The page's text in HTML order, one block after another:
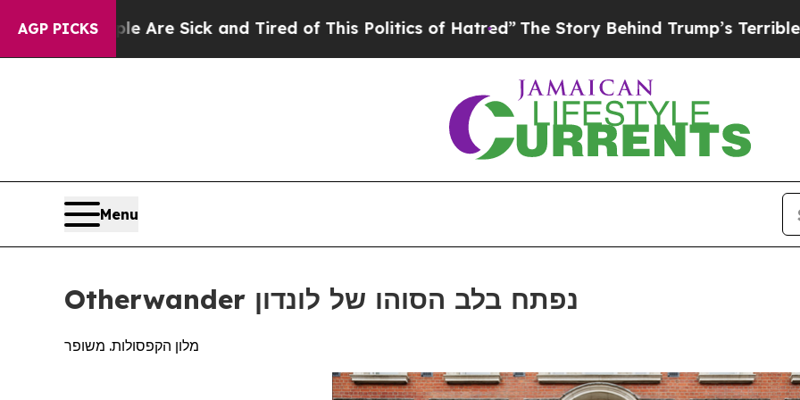
AGP PICKS
Are Sick and Tired of This Politics of Hatred”The Story Behind Trump’s Terrible Approval
Menu
Otherwander נפתח בלב הסוהו של לונדון
מלון הקפסולות. משופר